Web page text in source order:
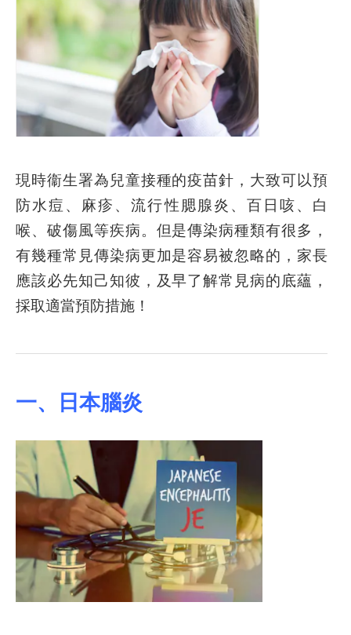
現時衞生署為兒童接種的疫苗針，大致可以預
防水痘、麻疹、流行性腮腺炎、百日咳、白
喉、破傷風等疾病。但是傳染病種類有很多，
有幾種常見傳染病更加是容易被忽略的，家長
應該必先知己知彼，及早了解常見病的底蘊，
採取適當預防措施！
一、日本腦炎